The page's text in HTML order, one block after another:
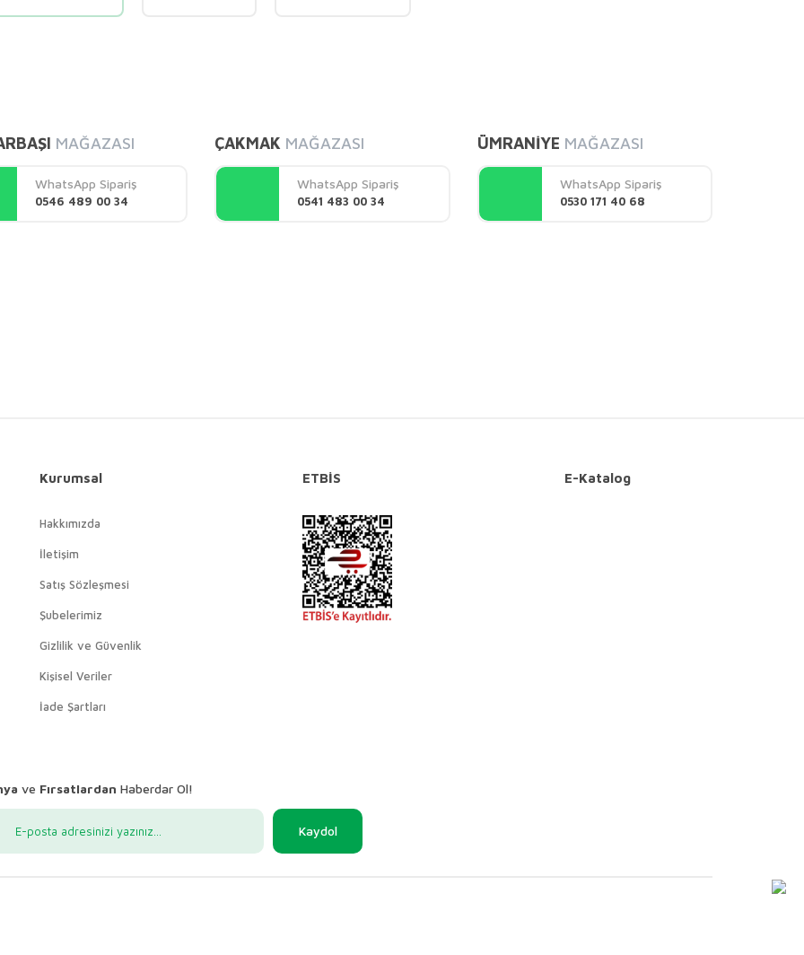
Yorum Yaz
MAĞAZASI
WhatsApp Sipariş
0546 489 00 34
ÇAKMAK MAĞAZASI
WhatsApp Sipariş
0541 483 00 34
ÜMRANİYE MAĞAZASI
WhatsApp Sipariş
0530 171 40 68
Kurumsal
Hakkımızda
İletişim
Satış Sözleşmesi
Şubelerimiz
Gizlilik ve Güvenlik
Kişisel Veriler
İade Şartları
ETBİS E-Katalog
ve Fırsatlardan Haberdar Ol!
Kaydol